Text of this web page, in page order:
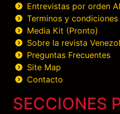
Entrevistas por orden
Terminos y condiciones
Media Kit (Pronto)
Sobre la revista
Preguntas Frecuentes
Site Map
Contacto
SECCIONES